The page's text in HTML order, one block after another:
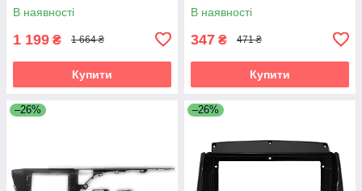
В наявності
1 199 ₴ 1 664 ₴
Купити
В наявності
347 ₴ 471 ₴
Купити
–26% –26%